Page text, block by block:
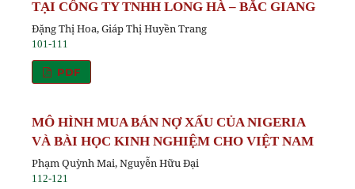
TẠI CÔNG TY TNHH LONG HÀ – BẮC GIANG
Đặng Thị Hoa, Giáp Thị Huyền Trang
101-111
PDF
MÔ HÌNH MUA BÁN NỢ XẤU CỦA NIGERIA
VÀ BÀI HỌC KINH NGHIỆM CHO VIỆT NAM
Phạm Quỳnh Mai, Nguyễn Hữu Đại
112-121